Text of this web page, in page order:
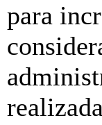
para